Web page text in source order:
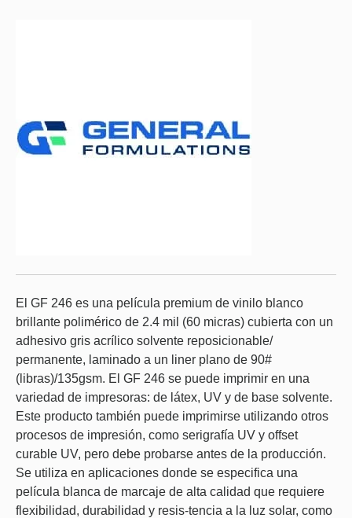
El GF 246 es una película premium de vinilo blanco
brillante polimérico de 2.4 mil (60 micras) cubierta con un
adhesivo gris acrílico solvente reposicionable/
permanente, laminado a un liner plano de 90#
(libras)/135gsm. El GF 246 se puede imprimir en una
variedad de impresoras: de látex, UV y de base solvente.
Este producto también puede imprimirse utilizando otros
procesos de impresión, como serigrafía UV y offset
curable UV, pero debe probarse antes de la producción.
Se utiliza en aplicaciones donde se especifica una
película blanca de marcaje de alta calidad que requiere
flexibilidad, durabilidad y resis-tencia a la luz solar, como